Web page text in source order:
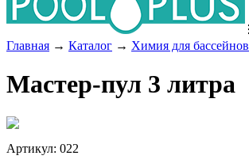
Главная → Каталог → Химия для бассейнов
Мастер-пул 3 литра
Артикул: 022